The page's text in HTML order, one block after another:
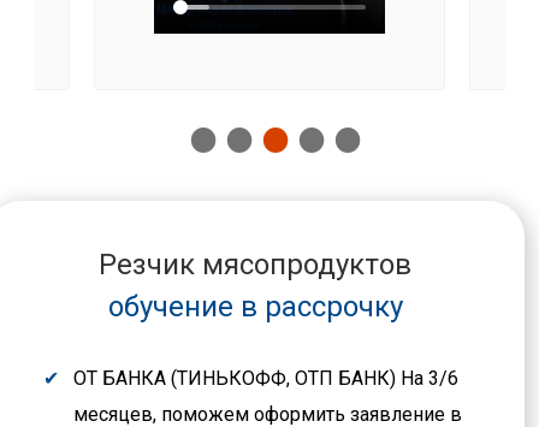
Резчик мясопродуктов
обучение в рассрочку
ОТ БАНКА (ТИНЬКОФФ, ОТП БАНК) На 3/6
месяцев, поможем оформить заявление в